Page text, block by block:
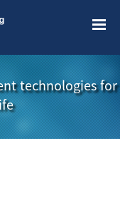
technologies for